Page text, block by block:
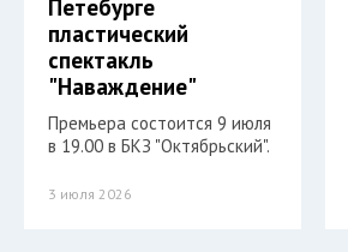
Петебурге
пластический
спектакль
"Наваждение"
Премьера состоится 9 июля
в 19.00 в БКЗ "Октябрьский".
3 июля 2026